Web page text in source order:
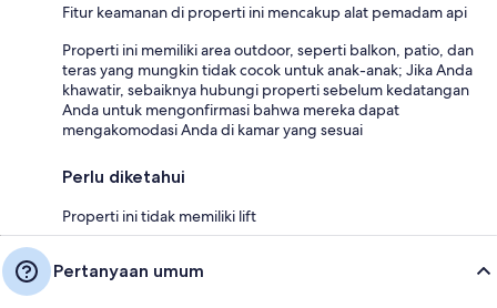
Fitur keamanan di properti ini mencakup alat pemadam api
Properti ini memiliki area outdoor, seperti balkon, patio, dan
teras yang mungkin tidak cocok untuk anak-anak; Jika Anda
khawatir, sebaiknya hubungi properti sebelum kedatangan
Anda untuk mengonfirmasi bahwa mereka dapat
mengakomodasi Anda di kamar yang sesuai
Perlu diketahui
Properti ini tidak memiliki lift
Pertanyaan umum